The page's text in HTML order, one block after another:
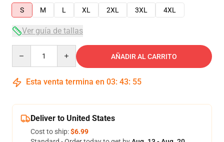
S
M L XL 2XL 3XL 4XL
Ver guía de tallas
AÑADIR AL CARRITO
Esta venta termina en 03: 43: 54
Deliver to United States
Cost to ship:$6.99